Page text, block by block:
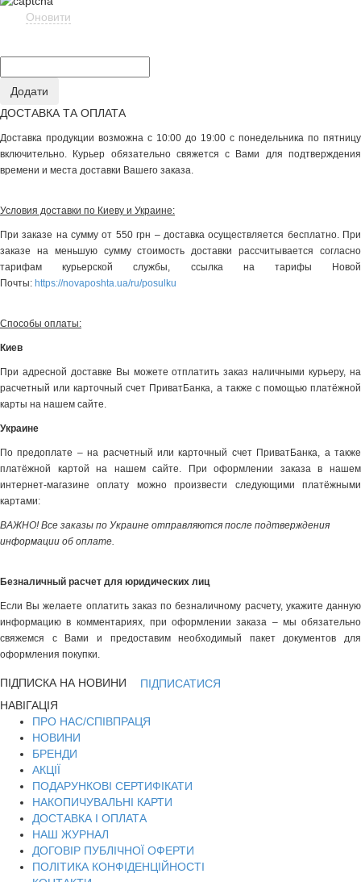
Оновити
ДОСТАВКА ТА ОПЛАТА
Доставка продукции возможна с 10:00 до 19:00 с понедельника по пятницу
включительно. Курьер обязательно свяжется с Вами для подтверждения
времени и места доставки Вашего заказа.
Условия доставки по Киеву и Украине:
При заказе на сумму от 550 грн – доставка осуществляется бесплатно. При
заказе на меньшую сумму стоимость доставки рассчитывается согласно
тарифам курьерской службы, ссылка на тарифы Новой
Почты: https://novaposhta.ua/ru/posulku
Способы оплаты:
Киев
При адресной доставке Вы можете отплатить заказ наличными курьеру, на
расчетный или карточный счет ПриватБанка, а также с помощью платёжной
карты на нашем сайте.
Украине
По предоплате – на расчетный или карточный счет ПриватБанка, а также
платёжной картой на нашем сайте. При оформлении заказа в нашем
интернет-магазине оплату можно произвести следующими платёжными
картами:
ВАЖНО! Все заказы по Украине отправляются после подтверждения
информации об оплате.
Безналичный расчет для юридических лиц
Если Вы желаете оплатить заказ по безналичному расчету, укажите данную
информацию в комментариях, при оформлении заказа – мы обязательно
свяжемся с Вами и предоставим необходимый пакет документов для
оформления покупки.
ПІДПИСКА НА НОВИНИ
ПІДПИСАТИСЯ
НАВІГАЦІЯ
ПРО НАС/СПІВПРАЦЯ
НОВИНИ
БРЕНДИ
АКЦІЇ
ПОДАРУНКОВІ СЕРТИФІКАТИ
НАКОПИЧУВАЛЬНІ КАРТИ
ДОСТАВКА І ОПЛАТА
НАШ ЖУРНАЛ
ДОГОВІР ПУБЛІЧНОЇ ОФЕРТИ
ПОЛІТИКА КОНФІДЕНЦІЙНОСТІ